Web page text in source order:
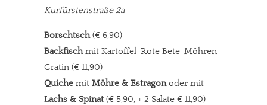
Kurfürstenstraße 2a
Borschtsch(€ 6,90)
Backfischmit Kartoffel-Rote Bete-Möhren-
Gratin (€ 11,90)
Quiche mit Möhre & Estragonoder mit
Lachs & Spinat (€ 5,90, + 2 Salate € 11,90)